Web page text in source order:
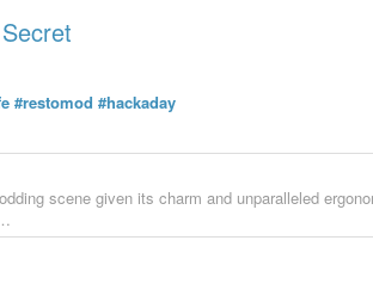
#restomod #hackaday
scene given its charm and unparalleled